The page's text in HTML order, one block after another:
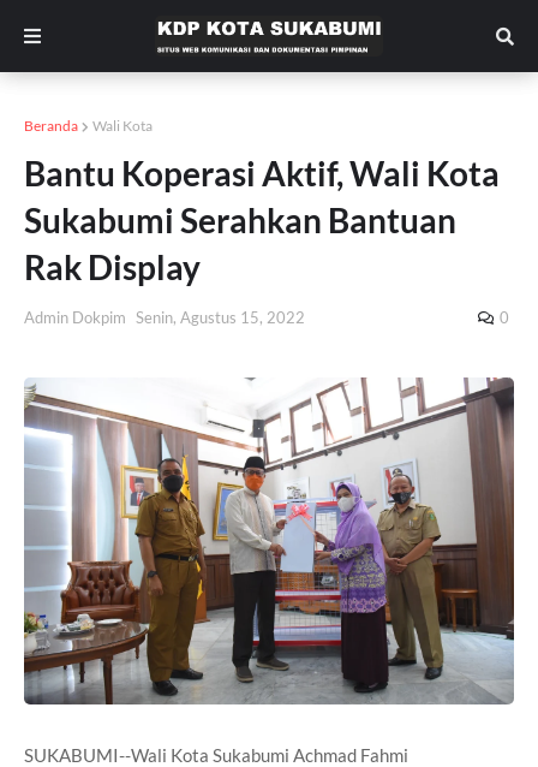
Beranda Wali Kota
Bantu Koperasi Aktif, Wali Kota
Sukabumi Serahkan Bantuan
Rak Display
Admin Dokpim Senin, Agustus 15, 2022 0
SUKABUMI--Wali Kota Sukabumi Achmad Fahmi